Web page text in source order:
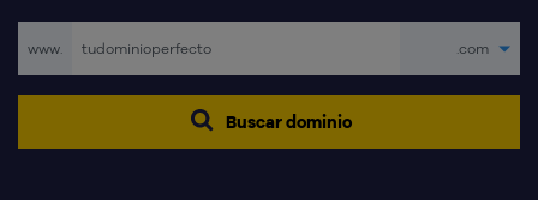
www. .com
Buscar dominio